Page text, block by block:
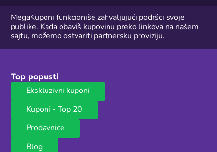
MegaKuponi funkcioniše zahvaljujući podršci svoje
publike. Kada obaviš kupovinu preko linkova na našem
sajtu, možemo ostvariti partnersku proviziju.
Top popusti
Ekskluzivni kuponi
Kuponi - Top 20
Prodavnice
Blog